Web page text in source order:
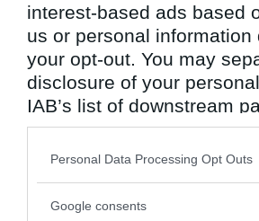
interest-based ads based
us or personal
your opt-out. You may
disclosure of your
IAB’s list of downstream
also be disclosed by us
Downstream Participants
Please note that this
Personal Data Processing Opt Outs
Google consents
Antal inlägg: 476
Visst var de nya ballongerna svåra att
Skaffa en pump.
Med dig är det inga problem